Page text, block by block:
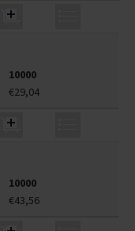
10000
€29,04
10000
€43,56